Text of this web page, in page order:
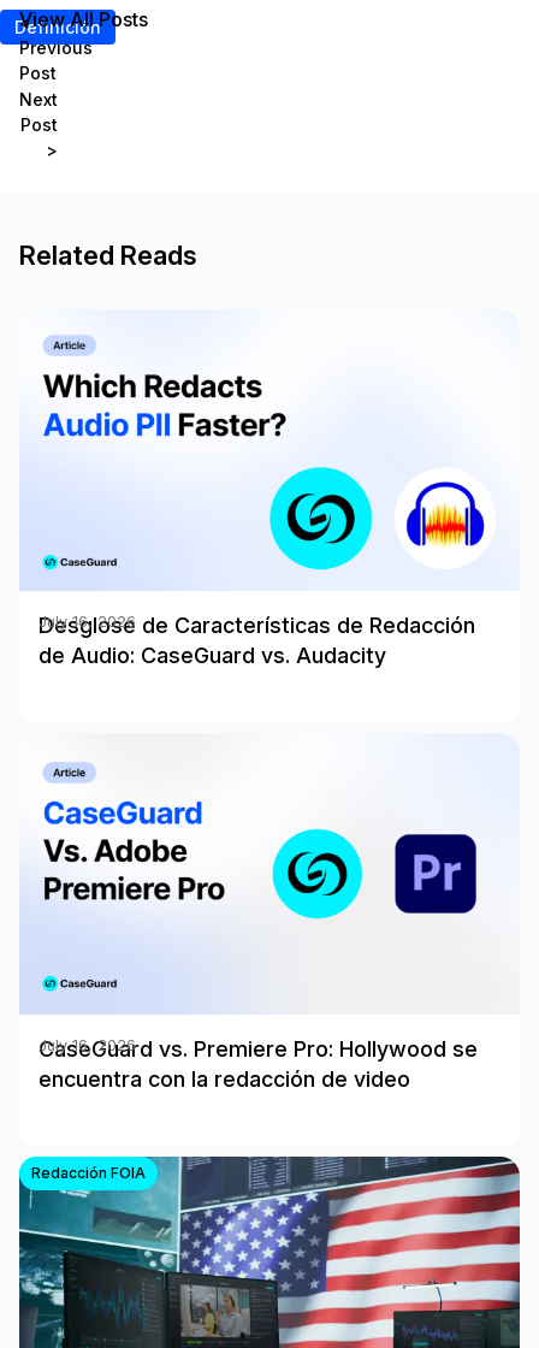
Definición
<
Previous
Post
Next
Post
>
View All Posts
Related Reads
Desglose de Características de Redacción
de Audio: CaseGuard vs. Audacity
July 16, 2026
CaseGuard vs. Premiere Pro: Hollywood se
encuentra con la redacción de video
July 16, 2026
Redacción FOIA